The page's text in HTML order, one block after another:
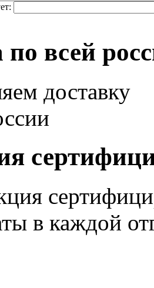
по всей
доставку
в каждой